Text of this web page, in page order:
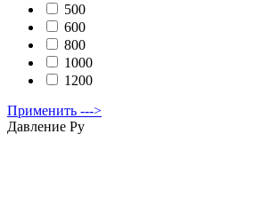
500
600
800
1000
1200
Применить --->
Давление Ру